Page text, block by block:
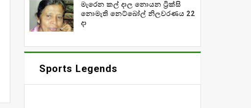
මැරෙන කල් දාල නොයන ට්‍රික්සි
නොමැති නෙට්බෝල් නිලවරණය 22
දා
Sports Legends